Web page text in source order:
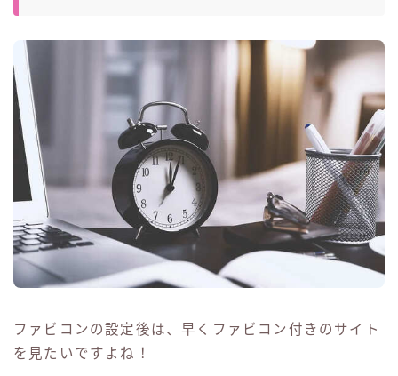
ファビコンの設定後は、早くファビコン付きのサイト
を見たいですよね！